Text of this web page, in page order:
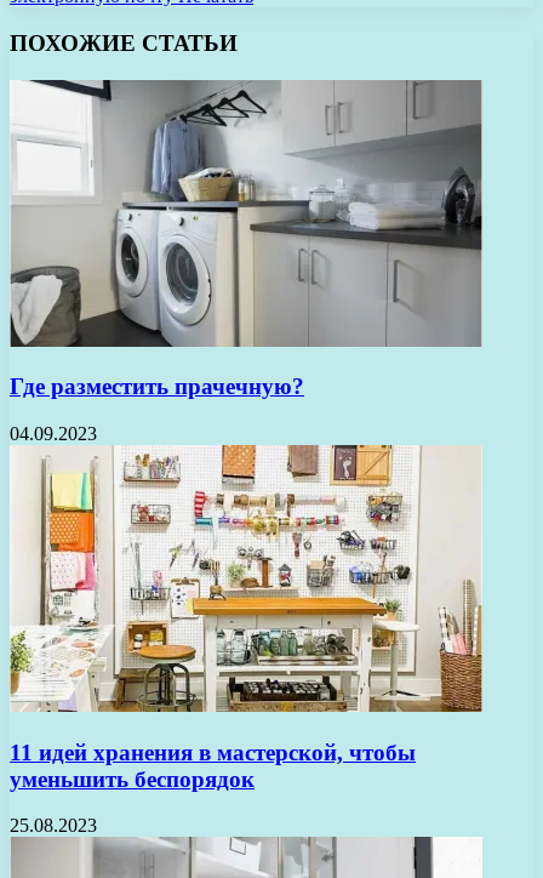
ПОХОЖИЕ СТАТЬИ
Где разместить прачечную?
04.09.2023
11 идей хранения в мастерской, чтобы
уменьшить беспорядок
25.08.2023